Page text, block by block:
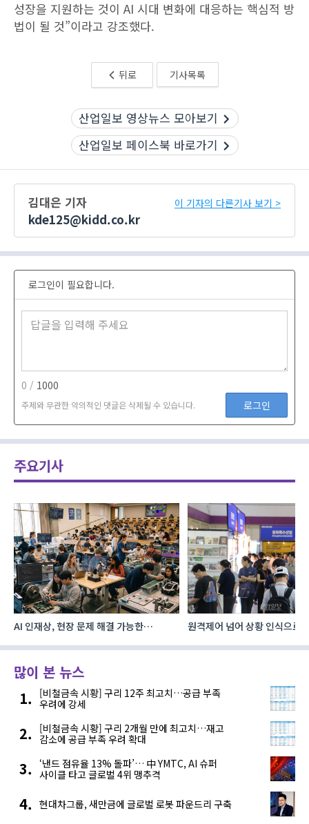
성장을 지원하는 것이 AI 시대 변화에 대응하는 핵심적 방
법이 될 것”이라고 강조했다.
뒤로 기사목록
산업일보 영상뉴스 모아보기
산업일보 페이스북 바로가기
김대은 기자
kde125@kidd.co.kr
이 기자의 다른기사 보기 >
로그인이 필요합니다.
0 / 1000
주제와 무관한 악의적인 댓글은 삭제될 수 있습니다. 로그인
주요기사
AI 인재상, 현장 문제 해결 가능한
원격제어 넘어 상황 인식으로,
많이 본 뉴스
[비철금속 시황] 구리 12주 최고치…공급 부족
우려에 강세
[비철금속 시황] 구리 2개월 만에 최고치…재고
감소에 공급 부족 우려 확대
‘낸드 점유율 13% 돌파’… 中 YMTC, AI 슈퍼
사이클 타고 글로벌 4위 맹추격
현대차그룹, 새만금에 글로벌 로봇 파운드리 구축